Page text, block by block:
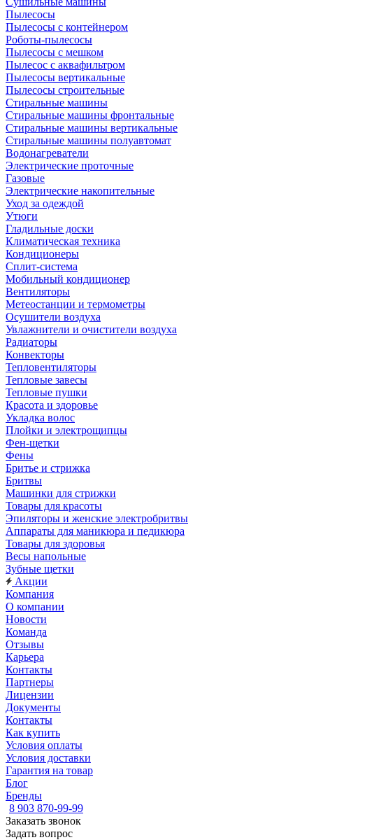
Пылесосы
Пылесосы с контейнером
Роботы-пылесосы
Пылесосы с мешком
Пылесос с аквафильтром
Пылесосы вертикальные
Пылесосы строительные
Стиральные машины
Стиральные машины фронтальные
Стиральные машины вертикальные
Стиральные машины полуавтомат
Водонагреватели
Электрические проточные
Газовые
Электрические накопительные
Уход за одеждой
Утюги
Гладильные доски
Климатическая техника
Кондиционеры
Сплит-система
Мобильный кондиционер
Вентиляторы
Метеостанции и термометры
Осушители воздуха
Увлажнители и очистители воздуха
Радиаторы
Конвекторы
Тепловентиляторы
Тепловые завесы
Тепловые пушки
Красота и здоровье
Укладка волос
Плойки и электрощипцы
Фен-щетки
Фены
Бритье и стрижка
Бритвы
Машинки для стрижки
Товары для красоты
Эпиляторы и женские электробритвы
Аппараты для маникюра и педикюра
Товары для здоровья
Весы напольные
Зубные щетки
Акции
Компания
О компании
Новости
Команда
Отзывы
Карьера
Контакты
Партнеры
Лицензии
Документы
Контакты
Как купить
Условия оплаты
Условия доставки
Гарантия на товар
Блог
Бренды
8 903 870-99-99
Заказать звонок
Задать вопрос